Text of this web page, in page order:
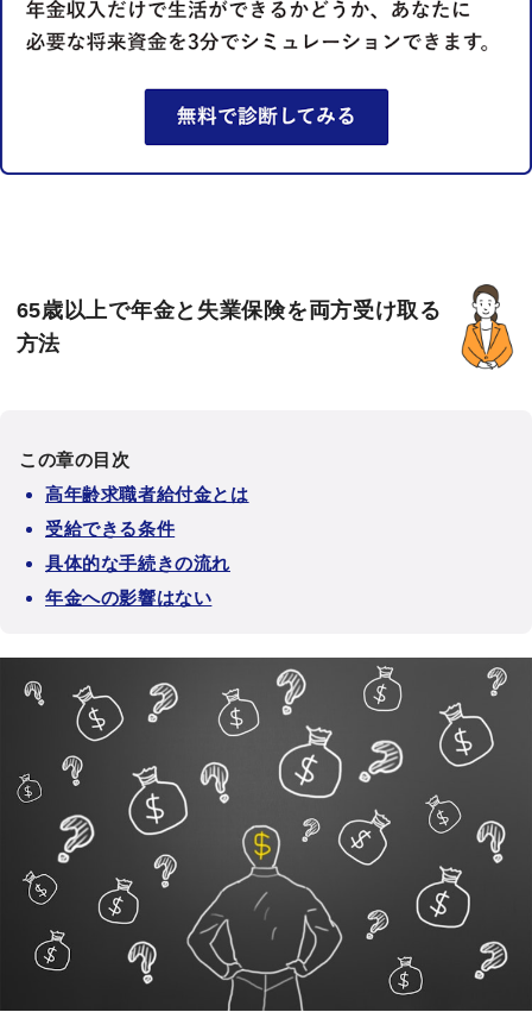
65歳以上で年金と失業保険を両方受け取る
方法
この章の目次
高年齢求職者給付金とは
受給できる条件
具体的な手続きの流れ
年金への影響はない